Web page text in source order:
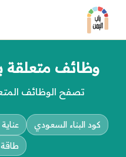
وظائف متعلقة
تصفح الوظائف
كود البناء السعودي